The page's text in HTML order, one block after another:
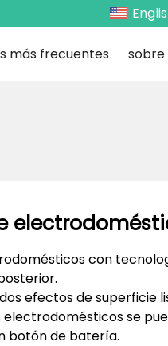
más frecuentes sobre
con
efectos de superficie
electrodomésticos se
botón de batería.